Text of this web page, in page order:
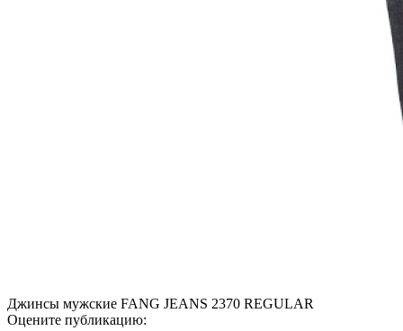
Джинсы мужские FANG JEANS 2370 REGULAR
Оцените публикацию: